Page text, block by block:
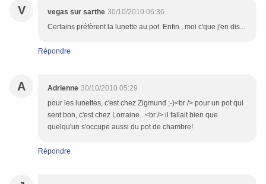
V vegas sur sarthe 30/10/2010 06:36
Certains préfèrent la lunette au pot. Enfin , moi c'que j'en dis...
Répondre
A Adrienne 30/10/2010 05:29
pour les lunettes, c'est chez Zigmund ;-)<br /> pour un pot qui
sent bon, c'est chez Lorraine...<br /> il fallait bien que
quelqu'un s'occupe aussi du pot de chambre!
Répondre